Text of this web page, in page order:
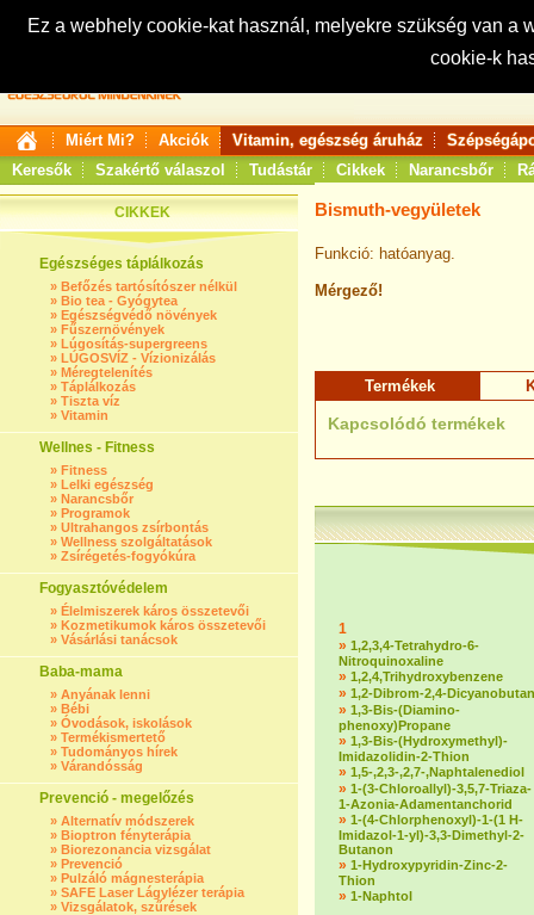
Ez a webhely cookie-kat használ, melyekre szükség van
cookie-k
Keresés:
Miért Mi? Akciók Vitamin, egészség áruház
Keresők
Szakértő válaszol Tudástár Cikkek Narancsbőr
CIKKEK
Egészséges táplálkozás
» Befőzés tartósítószer nélkül
» Bio tea - Gyógytea
» Egészségvédő növények
» Fűszernövények
» Lúgosítás-supergreens
» LÚGOSVÍZ - Vízionizálás
» Méregtelenítés
» Táplálkozás
» Tiszta víz
» Vitamin
Wellnes - Fitness
» Fitness
» Lelki egészség
» Narancsbőr
» Programok
» Ultrahangos zsírbontás
» Wellness szolgáltatások
» Zsírégetés-fogyókúra
Fogyasztóvédelem
» Élelmiszerek káros összetevői
» Kozmetikumok káros összetevői
» Vásárlási tanácsok
Baba-mama
» Anyának lenni
» Bébi
» Óvodások, iskolások
» Termékismertető
» Tudományos hírek
» Várandósság
Prevenció - megelőzés
» Alternatív módszerek
» Bioptron fényterápia
» Biorezonancia vizsgálat
» Prevenció
» Pulzáló mágnesterápia
» SAFE Laser Lágylézer terápia
» Vizsgálatok, szűrések
Bismuth-vegyületek
Funkció: hatóanyag.
Mérgező!
Termékek
Kapcsolódó termékek
1
» 1,2,3,4-Tetrahydro-6-
Nitroquinoxaline
» 1,2,4,Trihydroxybenzene
» 1,2-Dibrom-2,4-Dicyanobutan
» 1,3-Bis-(Diamino-
phenoxy)Propane
» 1,3-Bis-(Hydroxymethyl)-
Imidazolidin-2-Thion
» 1,5-,2,3-,2,7-,Naphtalenediol
» 1-(3-Chloroallyl)-3,5,7-Triaza-
1-Azonia-Adamentanchorid
» 1-(4-Chlorphenoxyl)-1-(1 H-
Imidazol-1-yl)-3,3-Dimethyl-2-
Butanon
» 1-Hydroxypyridin-Zinc-2-
Thion
» 1-Naphtol